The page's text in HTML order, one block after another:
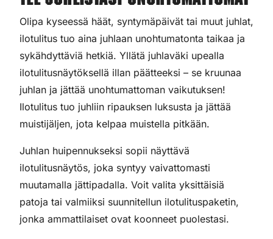
Olipa kyseessä häät, syntymäpäivät tai muut juhlat,
ilotulitus tuo aina juhlaan unohtumatonta taikaa ja
sykähdyttäviä hetkiä. Yllätä juhlaväki upealla
ilotulitusnäytöksellä illan päätteeksi – se kruunaa
juhlan ja jättää unohtumattoman vaikutuksen!
Ilotulitus tuo juhliin ripauksen luksusta ja jättää
muistijäljen, jota kelpaa muistella pitkään.
Juhlan huipennukseksi sopii näyttävä
ilotulitusnäytös, joka syntyy vaivattomasti
muutamalla jättipadalla. Voit valita yksittäisiä
patoja tai valmiiksi suunnitellun ilotulituspaketin,
jonka ammattilaiset ovat koonneet puolestasi.